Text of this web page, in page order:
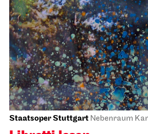
Schauspiel StuttgartSchauspielhaus
Premiere
Kabale und Liebe
13.02.2027
19:30